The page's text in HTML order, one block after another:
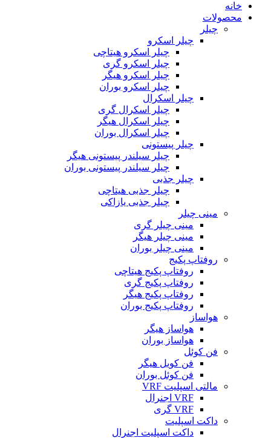
خانه
محصولات
چیلر
چیلر اسکرو
چیلر اسکرو هیتاچی
چیلر اسکرو گری
چیلر اسکرو هیگر
چیلر اسکرو بوران
چیلر اسکرال
چیلر اسکرال گری
چیلر اسکرال هیگر
چیلر اسکرال بوران
چیلر پیستونی
چیلر سیلندر پیستونی هیگر
چیلر سیلندر پیستونی بوران
چیلر جذبی
چیلر جذبی هیتاچی
چیلر جذبی یازاکی
مینی چیلر
مینی چیلر گری
مینی چیلر هیگر
مینی چیلر بوران
روفتاپ پکیج
روفتاپ پکیج هیتاچی
روفتاپ پکیج گری
روفتاپ پکیج هیگر
روفتاپ پکیج بوران
هواساز
هواساز هیگر
هواساز بوران
فن کوئل
فن کویل هیگر
فن کوئل بوران
مالتی اسپلیت VRF
VRF اجنرال
VRF گری
داکت اسپلیت
داکت اسپلیت اجنرال